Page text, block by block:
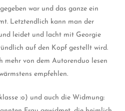
war und das ganze ein
Letztendlich kann man der
leidet und lacht mit Georgie
auf den Kopf gestellt wird.
mehr von dem Autorenduo lesen
empfehlen.
:o) und auch die Widmung: